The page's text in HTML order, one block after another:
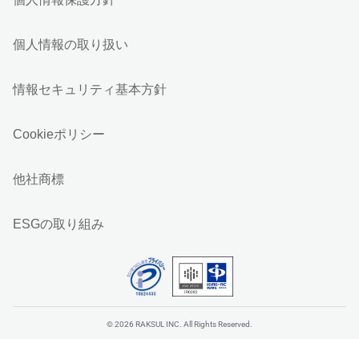
個人情報の取り扱い
情報セキュリティ基本方針
Cookieポリシー
他社商標
ESGの取り組み
© 2026 RAKSUL INC. All Rights Reserved.